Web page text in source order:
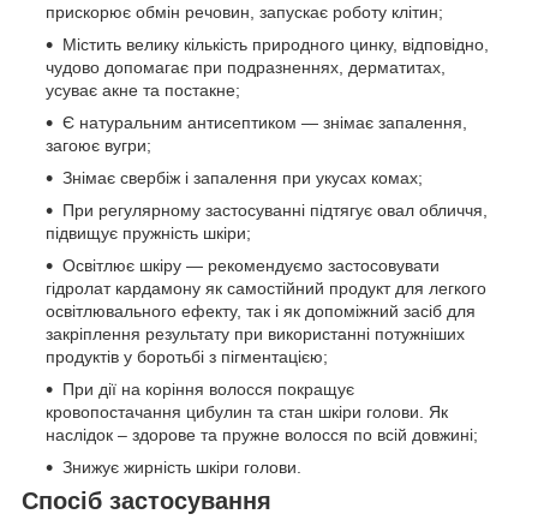
прискорює обмін речовин, запускає роботу клітин;
Містить велику кількість природного цинку, відповідно,
чудово допомагає при подразненнях, дерматитах,
усуває акне та постакне;
Є натуральним антисептиком — знімає запалення,
загоює вугри;
Знімає свербіж і запалення при укусах комах;
При регулярному застосуванні підтягує овал обличчя,
підвищує пружність шкіри;
Освітлює шкіру — рекомендуємо застосовувати
гідролат кардамону як самостійний продукт для легкого
освітлювального ефекту, так і як допоміжний засіб для
закріплення результату при використанні потужніших
продуктів у боротьбі з пігментацією;
При дії на коріння волосся покращує
кровопостачання цибулин та стан шкіри голови. Як
наслідок – здорове та пружне волосся по всій довжині;
Знижує жирність шкіри голови.
Спосіб застосування